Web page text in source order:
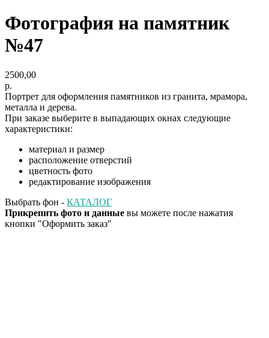
Фотография на памятник
№47
2500,00
р.
Портрет для оформления памятников из гранита, мрамора,
металла и дерева.
При заказе выберите в выпадающих окнах следующие
характеристики:
материал и размер
расположение отверстий
цветность фото
редактирование изображения
Выбрать фон - КАТАЛОГ
Прикрепить фото и данные вы можете после нажатия
кнопки "Оформить заказ"